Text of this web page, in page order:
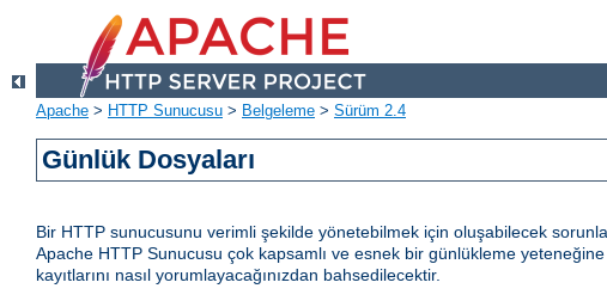
Apache > HTTP Sunucusu > Belgeleme > Sürüm 2.4
Günlük Dosyaları
Bir HTTP sunucusunu verimli şekilde yönetebilmek için oluşabilecek
Apache HTTP Sunucusu çok kapsamlı ve esnek bir günlükleme
kayıtlarını nasıl yorumlayacağınızdan bahsedilecektir.